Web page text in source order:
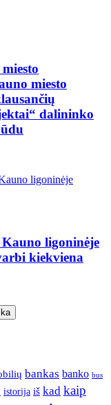
miesto
dalininko
ligoninėje
kiekviena
bankas banko bus
istorija iš kad kaip